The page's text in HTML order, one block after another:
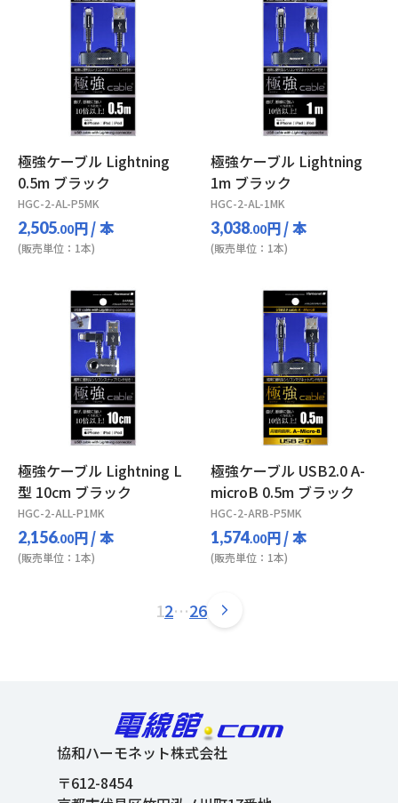
極強ケーブル Lightning
0.5m ブラック
HGC-2-AL-P5MK
2,505.00円/ 本
(販売単位：1本)
極強ケーブル Lightning
1m ブラック
HGC-2-AL-1MK
3,038.00円/ 本
(販売単位：1本)
極強ケーブル Lightning L
型 10cm ブラック
HGC-2-ALL-P1MK
2,156.00円/ 本
(販売単位：1本)
極強ケーブル USB2.0 A-
microB 0.5m ブラック
HGC-2-ARB-P5MK
1,574.00円/ 本
(販売単位：1本)
12…26
協和ハーモネット株式会社
〒612-8454